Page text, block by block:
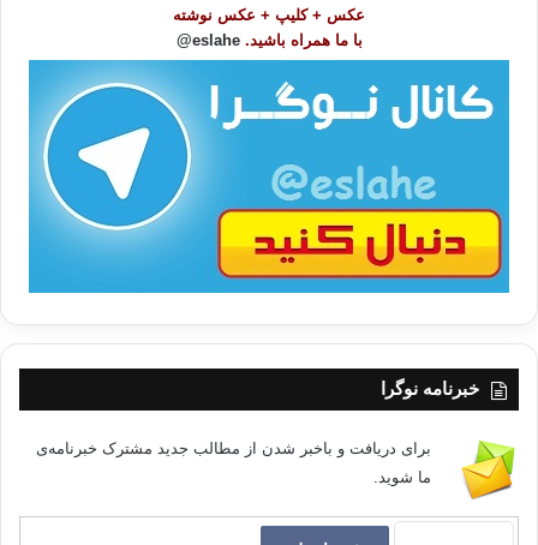
عکس + کلیپ + عکس نوشته
با ما همراه باشید. eslahe@
خبرنامه نوگرا
برای دریافت و باخبر شدن از مطالب جدید مشترک خبرنامه‌ی
ما شوید.